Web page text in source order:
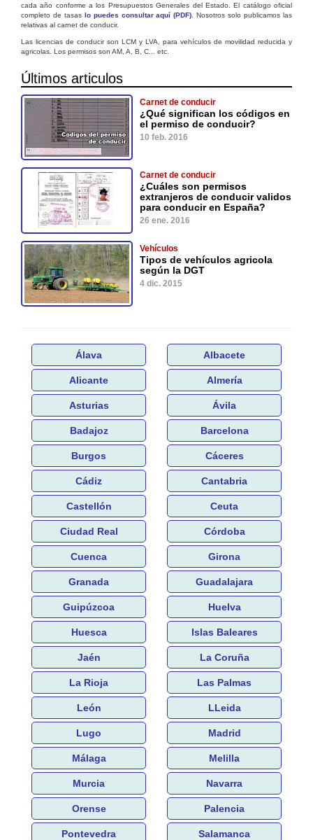
cada año conforme a los Presupuestos Generales del Estado. El catálogo oficial
completo de tasas lo puedes consultar aquí (PDF) . Nosotros solo publicamos las
relativas al carnet de conducir.
Las licencias de conducir son LCM y LVA, para vehículos de movilidad reducida y
agricolas. Los permisos son AM, A, B, C... etc.
Últimos articulos
Carnet de conducir
¿Qué significan los códigos en
el permiso de conducir?
10 feb. 2016
Carnet de conducir
¿Cuáles son permisos
extranjeros de conducir validos
para conducir en España?
26 ene. 2016
Vehículos
Tipos de vehículos agricola
según la DGT
4 dic. 2015
Álava Albacete
Alicante Almería
Asturias Ávila
Badajoz Barcelona
Burgos Cáceres
Cádiz Cantabria
Castellón Ceuta
Ciudad Real Córdoba
Cuenca Girona
Granada Guadalajara
Guipúzcoa Huelva
Huesca Islas Baleares
Jaén La Coruña
La Rioja Las Palmas
León LLeida
Lugo Madrid
Málaga Melilla
Murcia Navarra
Orense Palencia
Pontevedra Salamanca